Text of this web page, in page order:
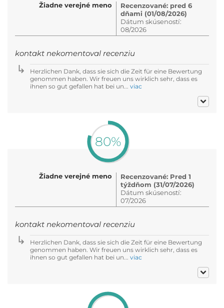
Žiadne verejné meno
Recenzované: pred 6
dňami (01/08/2026)
Dátum skúseností:
08/2026
kontakt nekomentoval recenziu
Herzlichen Dank, dass sie sich die Zeit für eine Bewertung
genommen haben. Wir freuen uns wirklich sehr, dass es
ihnen so gut gefallen hat bei un... viac
80%
Žiadne verejné meno
Recenzované: Pred 1
týždňom (31/07/2026)
Dátum skúseností:
07/2026
kontakt nekomentoval recenziu
Herzlichen Dank, dass sie sich die Zeit für eine Bewertung
genommen haben. Wir freuen uns wirklich sehr, dass es
ihnen so gut gefallen hat bei un... viac